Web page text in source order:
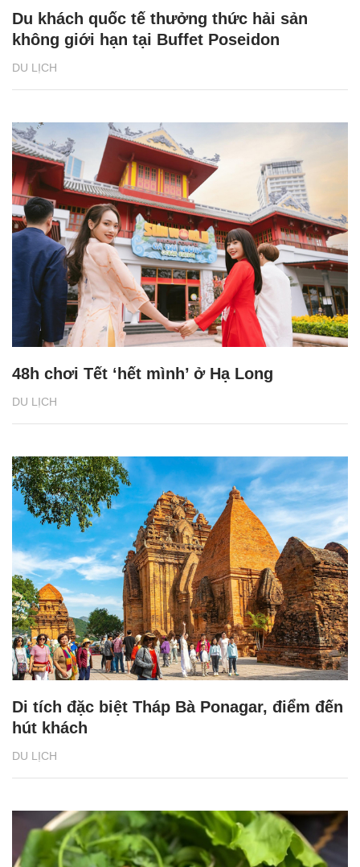
DU LỊCH
Du khách quốc tế thưởng thức hải sản
không giới hạn tại Buffet Poseidon
DU LỊCH
48h chơi Tết ‘hết mình’ ở Hạ Long
DU LỊCH
Di tích đặc biệt Tháp Bà Ponagar, điểm đến
hút khách